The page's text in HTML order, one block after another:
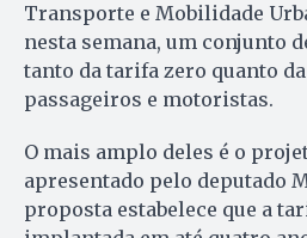
Transporte e Mobilidade
nesta semana, um conjunto
tanto da tarifa zero quanto
passageiros e motoristas.
O mais amplo deles é o
apresentado pelo deputado
proposta estabelece que a